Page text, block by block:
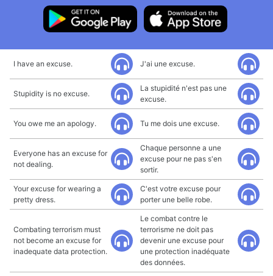
I have an excuse. J'ai une excuse.
Stupidity is no excuse.
La stupidité n'est pas une
excuse.
You owe me an apology. Tu me dois une excuse.
Everyone has an excuse for
not dealing.
Chaque personne a une
excuse pour ne pas s'en
sortir.
Your excuse for wearing a
pretty dress.
C'est votre excuse pour
porter une belle robe.
Combating terrorism must
not become an excuse for
inadequate data protection.
Le combat contre le
terrorisme ne doit pas
devenir une excuse pour
une protection inadéquate
des données.